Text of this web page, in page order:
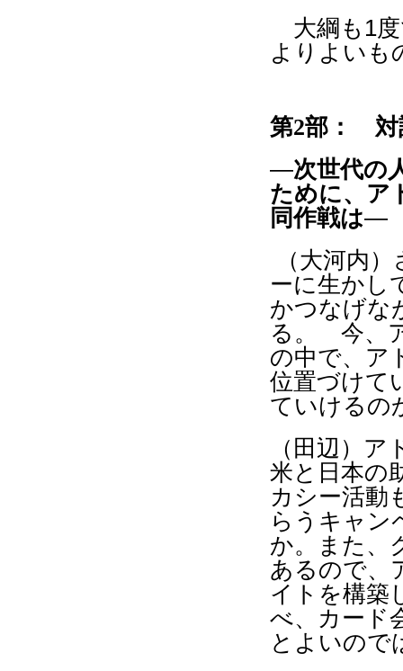
大綱も 1
よりよいも
第2部：
―次世代の
ために、ア
同作戦は―
（大河内
ーに生かし
かつなげな
る。 今、
の中で、ア
位置づけて
ていけるの
（田辺）
米と日本の
カシー活動
らうキャン
か。また、
あるので、
イトを構築
べ、カード
とよいので